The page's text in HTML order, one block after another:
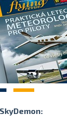
2
SkyDemon: